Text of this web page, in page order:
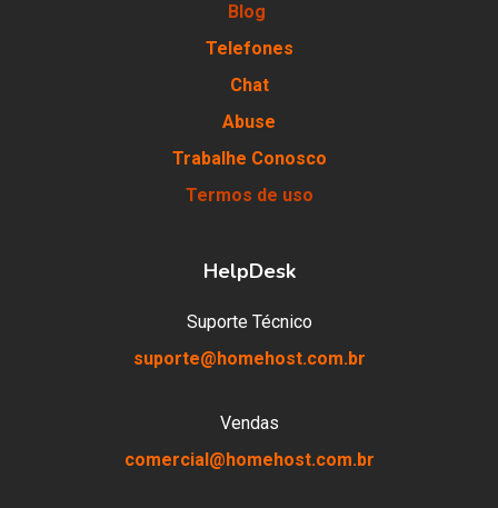
Blog
Telefones
Chat
Abuse
Trabalhe Conosco
Termos de uso
HelpDesk
Suporte Técnico
suporte@homehost.com.br
Vendas
comercial@homehost.com.br